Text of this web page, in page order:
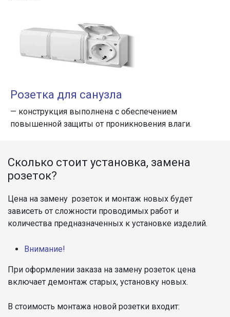
Розетка для санузла
— конструкция выполнена с обеспечением
повышенной защиты от проникновения влаги.
Сколько стоит установка, замена
розеток?
Цена на замену розеток и монтаж новых будет
зависеть от сложности проводимых работ и
количества предназначенных к установке изделий.
Внимание!
При оформлении заказа на замену розеток цена
включает демонтаж старых, установку новых.
В стоимость монтажа новой розетки входит: